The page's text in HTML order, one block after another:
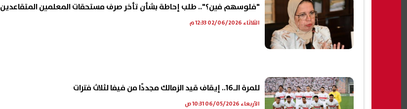
"فلوسهم فين؟".. طلب إحاطة بشأن تأخر صرف مستحقات المعلمين المتقاعدين
الثلاثاء 02/06/2026 12:33 م
للمرة الـ16.. إيقاف قيد الزمالك مجددًا من فيفا لثلاث فترات
الأربعاء 06/05/2026 10:31 ص